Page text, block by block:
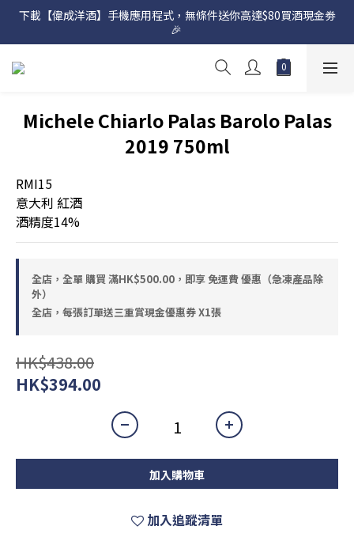
網店購滿 $500 即享免費送貨服務📦
下載【偉成洋酒】手機應用程式，無條件送你高達$80買酒現金劵
🎉
網店購滿 $500 即享免費送貨服務📦
Michele Chiarlo Palas Barolo Palas
2019 750ml
RMI15
意大利 紅酒
酒精度14%
全店，全單 購買 滿HK$500.00，即享 免運費 優惠（急凍產品除
外）
全店，每張訂單送三重賞現金優惠券 X1張
HK$438.00
HK$394.00
加入購物車
加入追蹤清單